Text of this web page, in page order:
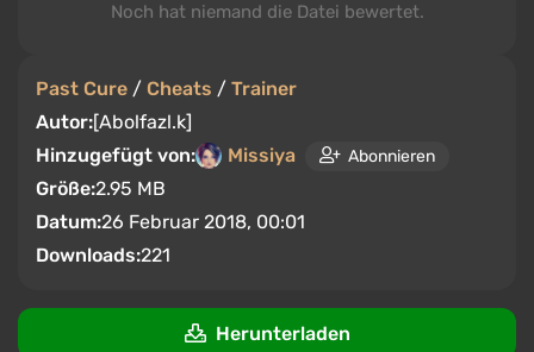
Past Cure / Cheats / Trainer
Autor:[Abolfazl.k]
Hinzugefügt von:
Missiya Abonnieren
Größe:2.95 MB
Datum:26 Februar 2018, 00:01
Downloads:221
Noch hat niemand die Datei bewertet.
Herunterladen